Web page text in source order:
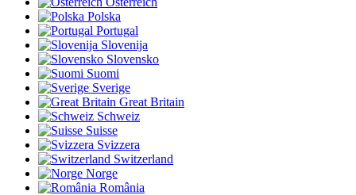
Polska
Portugal
Slovenija
Slovensko
Suomi
Sverige
Great Britain
Schweiz
Suisse
Svizzera
Switzerland
Norge
România